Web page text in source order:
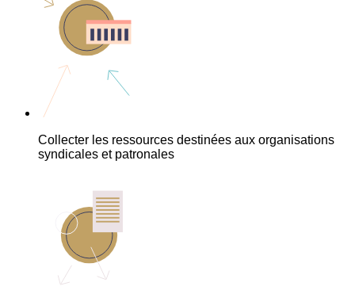
Collecter les ressources destinées aux organisations
syndicales et patronales